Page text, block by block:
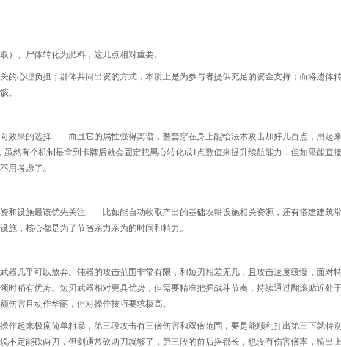
）、尸体转化为肥料，这几点相对重要。
的心理负担；群体共同出资的方式，本质上是为参与者提供充足的资金支持；而将遗体
。
效果的选择——而且它的属性强得离谱，整套穿在身上能给法术攻击加好几百点，用起
虽然有个机制是拿到卡牌后就会固定把黑心转化成1点数值来提升续航能力，但如果能直
用考虑了。
和设施最该优先关注——比如能自动收取产出的基础农耕设施相关资源，还有搭建建筑
施，核心都是为了节省亲力亲为的时间和精力。
器几乎可以放弃。钝器的攻击范围非常有限，和短刃相差无几，且攻击速度缓慢，面对
时稍有优势。短刃武器相对更具优势，但需要精准把握战斗节奏，持续通过翻滚贴近处
伤害且动作华丽，但对操作技巧要求极高。
作起来极度简单粗暴，第三段攻击有三倍伤害和双倍范围，要是能顺利打出第三下就特
不定能砍两刀，但剑通常砍两刀就够了，第三段的前后摇都长，也没有伤害倍率，输出